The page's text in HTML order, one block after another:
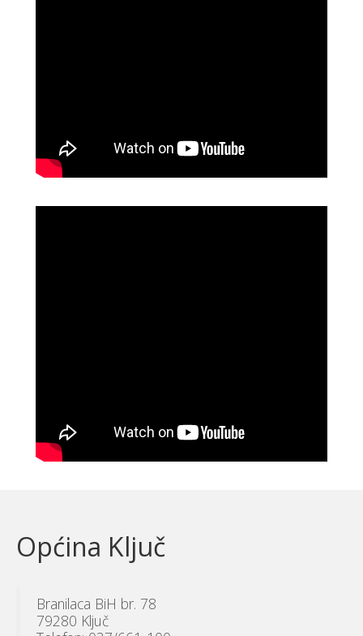
Općina Ključ
Branilaca BiH br. 78
79280 Ključ